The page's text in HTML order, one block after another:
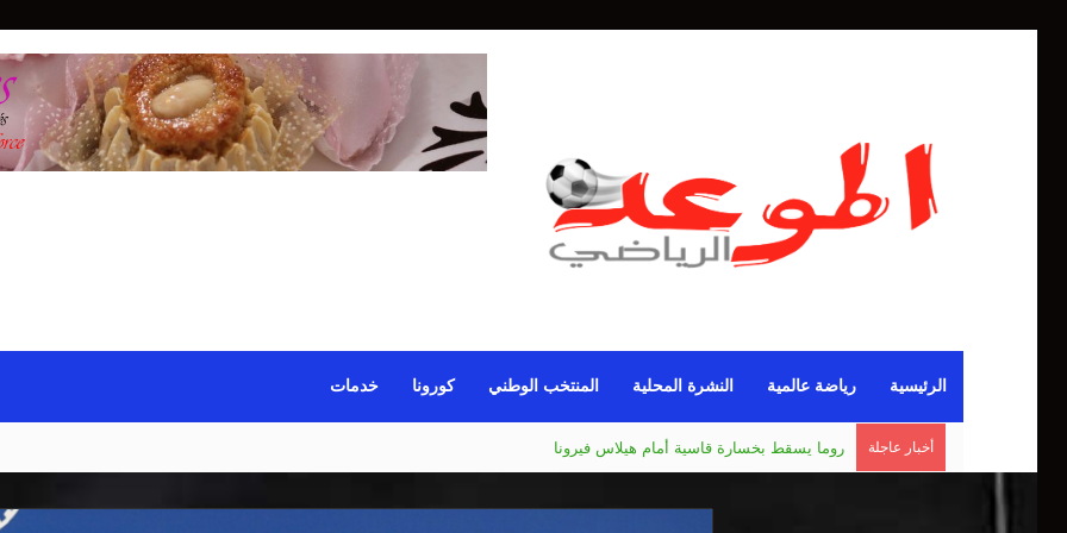
الرئيسية رياضة عالمية النشرة المحلية المنتخب الوطني كورونا خدمات
أخبار عاجلة مانشستر يونايتد يقدم أسوأ نسخة منذ 38 عاما